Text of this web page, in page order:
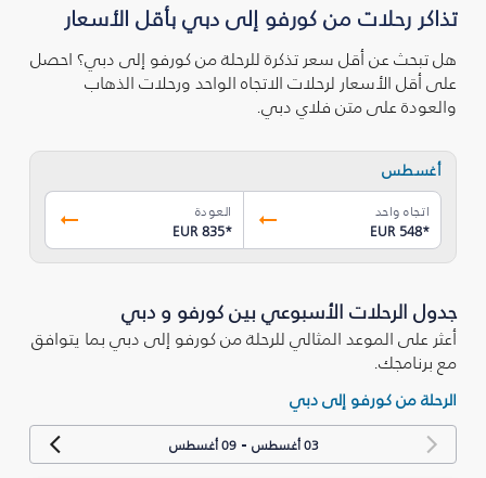
تذاكر رحلات من كورفو إلى دبي بأقل الأسعار
هل تبحث عن أقل سعر تذكرة للرحلة من كورفو إلى دبي؟ احصل
على أقل الأسعار لرحلات الاتجاه الواحد ورحلات الذهاب
والعودة على متن فلاي دبي.
أغسطس
اتجاه واحد
EUR 548*
العودة
EUR 835*
جدول الرحلات الأسبوعي بين كورفو و دبي
أعثر على الموعد المثالي للرحلة من كورفو إلى دبي بما يتوافق
مع برنامجك.
الرحلة من كورفو إلى دبي
03 أغسطس -09 أغسطس